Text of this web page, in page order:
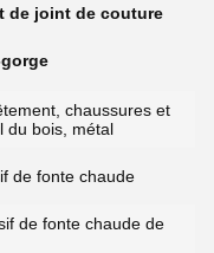
de joint de couture
chaussures et
du bois, métal
de fonte chaude
de fonte chaude de